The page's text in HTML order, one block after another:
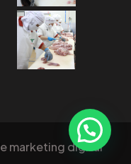
marketing digital